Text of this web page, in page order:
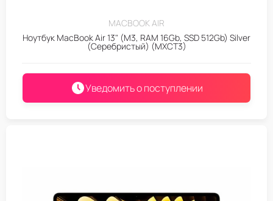
MACBOOK AIR
Ноутбук MacBook Air 13" (M3, RAM 16Gb, SSD 512Gb) Silver
(Серебристый) (MXCT3)
Уведомить о поступлении